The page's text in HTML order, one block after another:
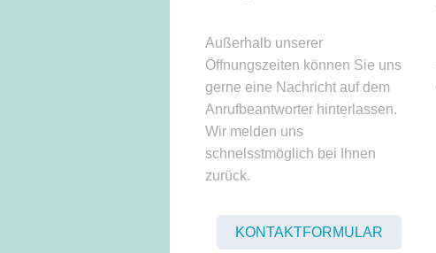
Außerhalb unserer
Öffnungszeiten können Sie uns
gerne eine Nachricht auf dem
Anrufbeantworter hinterlassen.
Wir melden uns
schnelsstmöglich bei Ihnen
zurück.
KONTAKTFORMULAR